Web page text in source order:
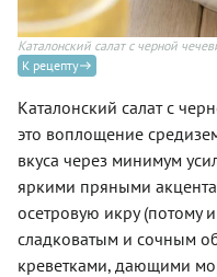
Каталонский салат с черной
К рецепту
Каталонский салат с
это воплощение
вкуса через минимум
яркими пряными
осетровую икру (потому и
сладковатым и сочным
креветками, дающими